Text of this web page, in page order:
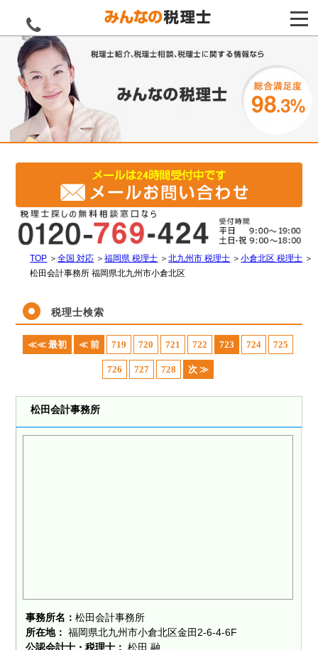
電話をする
TOP ＞全国 対応 ＞福岡県 税理士 ＞北九州市 税理士 ＞小倉北区 税理士 ＞
松田会計事務所 福岡県北九州市小倉北区
税理士検索
≪≪ 最初 ≪ 前 719 720 721 722 723 724 725
726 727 728 次 ≫
松田会計事務所
事務所名：松田会計事務所
所在地： 福岡県北九州市小倉北区金田2-6-4-6F
公認会計士・税理士： 松田 融